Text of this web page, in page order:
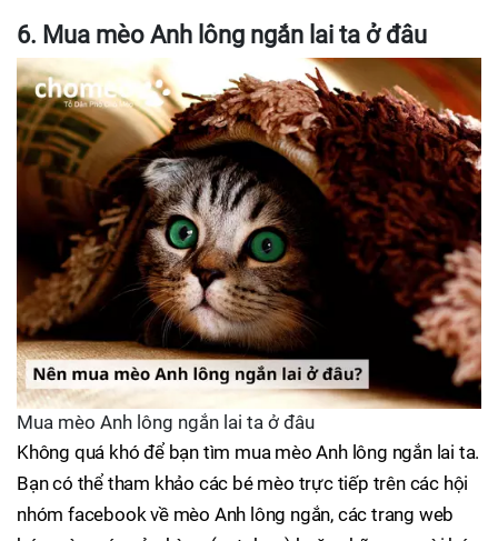
6. Mua mèo Anh lông ngắn lai ta ở đâu
Mua mèo Anh lông ngắn lai ta ở đâu
Không quá khó để bạn tìm mua mèo Anh lông ngắn lai ta.
Bạn có thể tham khảo các bé mèo trực tiếp trên các hội
nhóm facebook về mèo Anh lông ngắn, các trang web